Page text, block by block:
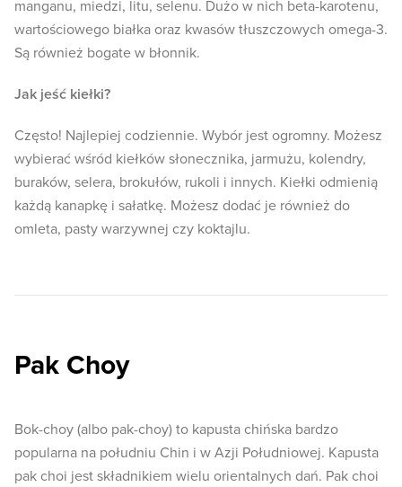
manganu, miedzi, litu, selenu. Dużo w nich beta-karotenu,
wartościowego białka oraz kwasów tłuszczowych omega-3.
Są również bogate w błonnik.
Jak jeść kiełki?
Często! Najlepiej codziennie. Wybór jest ogromny. Możesz
wybierać wśród kiełków słonecznika, jarmużu, kolendry,
buraków, selera, brokułów, rukoli i innych. Kiełki odmienią
każdą kanapkę i sałatkę. Możesz dodać je również do
omleta, pasty warzywnej czy koktajlu.
Pak Choy
Bok-choy (albo pak-choy) to kapusta chińska bardzo
popularna na południu Chin i w Azji Południowej. Kapusta
pak choi jest składnikiem wielu orientalnych dań. Pak choi